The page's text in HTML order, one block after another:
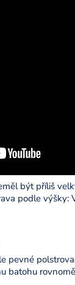
být příliš
podle výšky:
pevné
batohu